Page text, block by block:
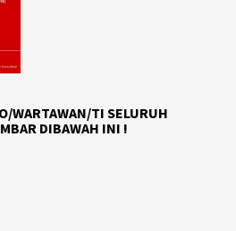
WARTAWAN/TI SELURUH
DIBAWAH INI !